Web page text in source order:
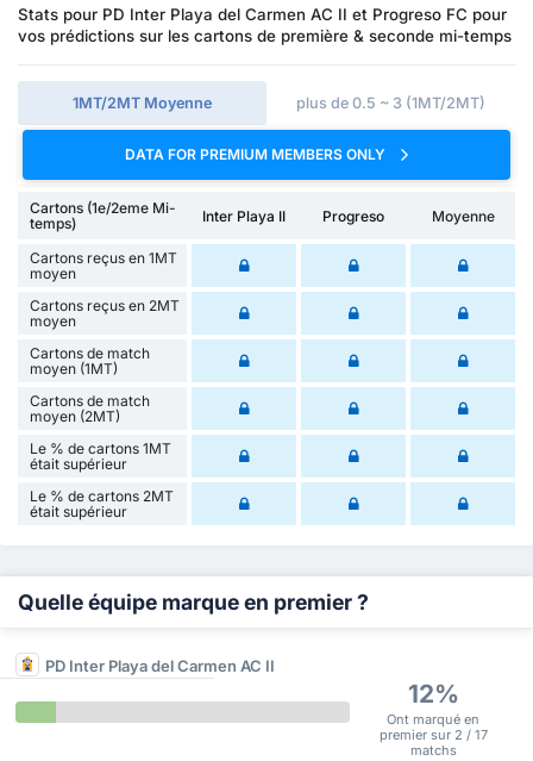
Stats pour PD Inter Playa del Carmen AC II et Progreso FC pour
vos prédictions sur les cartons de première & seconde mi-temps
1MT/2MT Moyenne plus de 0.5 ~ 3 (1MT/2MT)
DATA FOR PREMIUM MEMBERS ONLY
Cartons (1e/2eme Mi-
temps)
Inter Playa II Progreso Moyenne
Cartons reçus en 1MT
moyen
Cartons reçus en 2MT
moyen
Cartons de match
moyen (1MT)
Cartons de match
moyen (2MT)
Le % de cartons 1MT
était supérieur
Le % de cartons 2MT
était supérieur
Quelle équipe marque en premier ?
PD Inter Playa del Carmen AC II
12%
Ont marqué en
premier sur 2 / 17
matchs